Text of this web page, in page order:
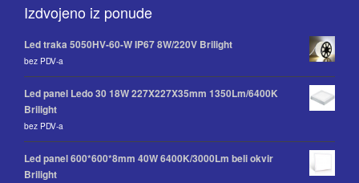
Izdvojeno iz ponude
Led traka 5050HV-60-W IP67 8W/220V Brilight
bez PDV-a
Led panel Ledo 30 18W 227X227X35mm 1350Lm/6400K
Brilight
bez PDV-a
Led panel 600*600*8mm 40W 6400K/3000Lm beli okvir
Brilight